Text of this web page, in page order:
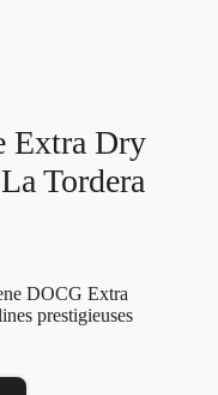
Extra Dry
Tordera
DOCG Extra
prestigieuses